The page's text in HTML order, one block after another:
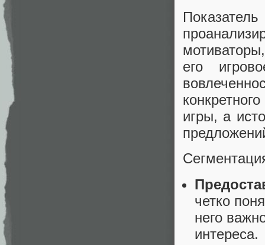
его
игры, а
четко
него
интереса.